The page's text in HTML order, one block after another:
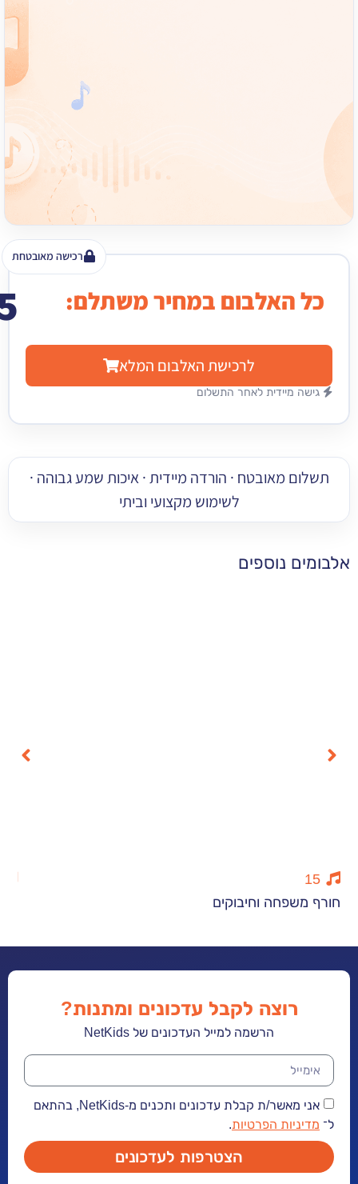
רכישה מאובטחת
האלבום במחיר משתלם: ₪ 15
לרכישת האלבום המלא
מיידית לאחר התשלום
מאובטח · הורדה מיידית · איכות שמע גבוהה ·
לשימוש מקצועי וביתי
נוספים
וחיבוקים
רוצה לקבל עדכונים ומתנות?
הרשמה למייל העדכונים של NetKids
אני מאשר/ת קבלת עדכונים ותכנים מ-NetKids, בהתאם
הפרטיות.
הצטרפות לעדכונים